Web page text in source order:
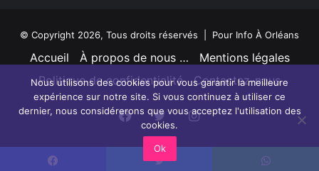
© Copyright 2026, Tous droits réservés | Pour Info À Orléans
Accueil À propos de nous …
Mentions légales
Politique de confidentialité
Contactez-nous
Facebook
TwitterInstagram
Nous utilisons des cookies pour vous garantir la meilleure
expérience sur notre site. Si vous continuez à utiliser ce
dernier, nous considérerons que vous acceptez l'utilisation des
cookies.
Ok